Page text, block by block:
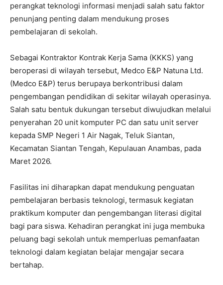
perangkat teknologi informasi menjadi salah satu faktor
penunjang penting dalam mendukung proses
pembelajaran di sekolah.
Sebagai Kontraktor Kontrak Kerja Sama (KKKS) yang
beroperasi di wilayah tersebut, Medco E&P Natuna Ltd.
(Medco E&P) terus berupaya berkontribusi dalam
pengembangan pendidikan di sekitar wilayah operasinya.
Salah satu bentuk dukungan tersebut diwujudkan melalui
penyerahan 20 unit komputer PC dan satu unit server
kepada SMP Negeri 1 Air Nagak, Teluk Siantan,
Kecamatan Siantan Tengah, Kepulauan Anambas, pada
Maret 2026.
Fasilitas ini diharapkan dapat mendukung penguatan
pembelajaran berbasis teknologi, termasuk kegiatan
praktikum komputer dan pengembangan literasi digital
bagi para siswa. Kehadiran perangkat ini juga membuka
peluang bagi sekolah untuk memperluas pemanfaatan
teknologi dalam kegiatan belajar mengajar secara
bertahap.